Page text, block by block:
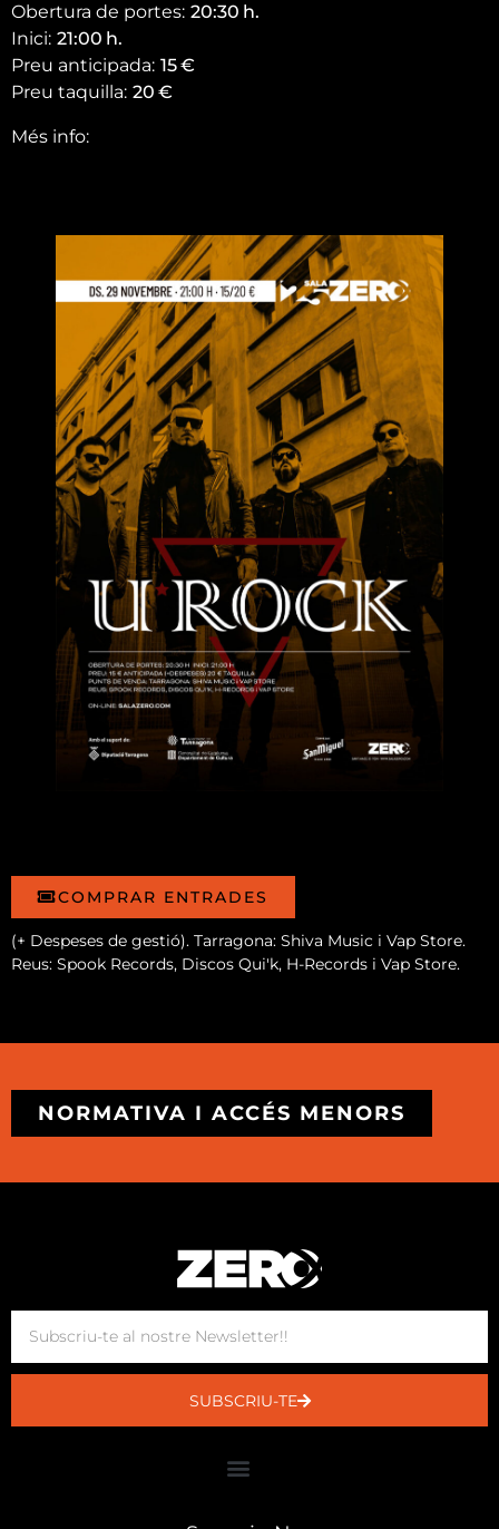
Obertura de portes: 20:30 h.
Inici: 21:00 h.
Preu anticipada: 15€
Preu taquilla: 20 €
Més info:
COMPRAR ENTRADES
(+ Despeses de gestió). Tarragona: Shiva Music i Vap Store.
Reus: Spook Records, Discos Qui'k, H-Records i Vap Store.
NORMATIVA I ACCÉS MENORS
SUBSCRIU-TE